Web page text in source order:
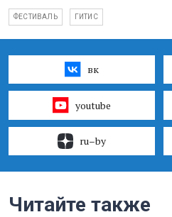
ФЕСТИВАЛЬ ГИТИС
вк
youtube
ru–by
Читайте также